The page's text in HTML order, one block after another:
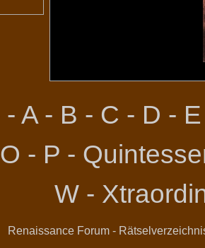
- A- B - C - D - E
O - P -
W -
Renaissance Forum-